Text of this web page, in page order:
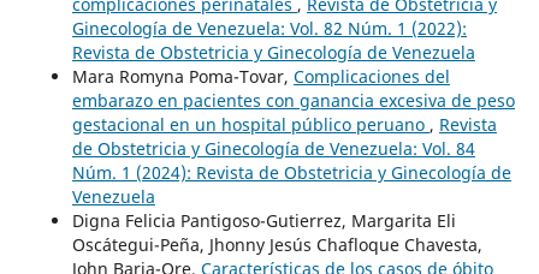
Ginecología de Venezuela: Vol. 82 Núm. 1 (2022):
Revista de Obstetricia y Ginecología de Venezuela
Mara Romyna Poma-Tovar, Complicaciones del
embarazo en pacientes con ganancia excesiva de peso
gestacional en un hospital público peruano , Revista
de Obstetricia y Ginecología de Venezuela: Vol. 84
Núm. 1 (2024): Revista de Obstetricia y Ginecología de
Venezuela
Digna Felicia Pantigoso-Gutierrez, Margarita Eli
Oscátegui-Peña, Jhonny Jesús Chafloque Chavesta,
John Barja-Ore, Características de los casos de óbito